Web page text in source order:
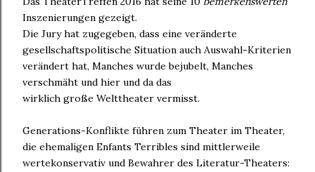
Inszenierungen gezeigt.
Die Jury hat zugegeben, dass eine veränderte
gesellschaftspolitische Situation auch Auswahl-Kriterien
verändert hat, Manches wurde bejubelt, Manches
verschmäht und hier und da das
wirklich große Welttheater vermisst.
Generations-Konflikte führen zum Theater im Theater,
die ehemaligen Enfants Terribles sind mittlerweile
wertekonservativ und Bewahrer des Literatur-Theaters: